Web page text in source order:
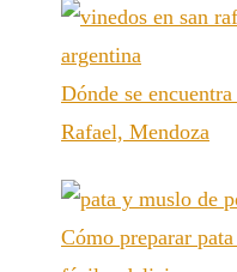
Dónde se
Rafael, Mendoza
Cómo preparar